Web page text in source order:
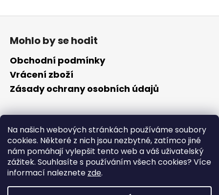
Na našich webových stránkách používáme soubory
cookies. Některé z nich jsou nezbytné, zatímco jiné
nám pomáhají vylepšit tento web a váš uživatelský
zážitek. Souhlasíte s používáním všech cookies? Více
informací naleznete zde.
Z
Mohlo by se hodit
Obchodní podmínky
Vrácení zboží
Zásady ochrany osobních údajů
info @cyklotomek.cz
Sledujte nás na FB
cyklotomek_